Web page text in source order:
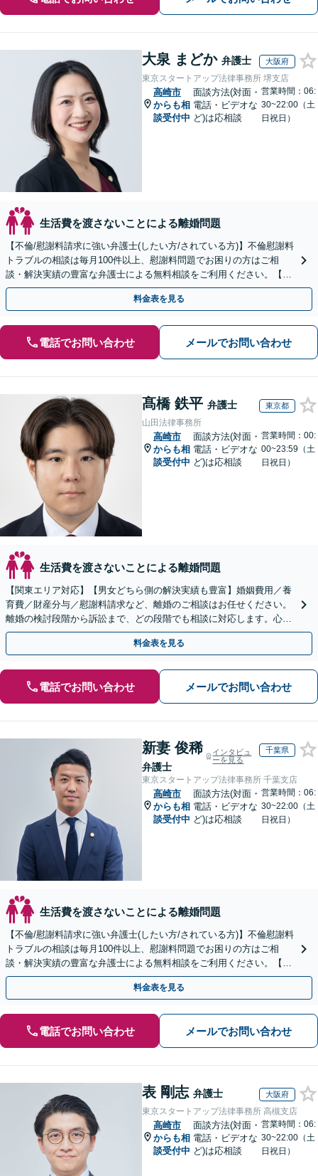
大泉 まどか 弁護士 大阪府
東京スタートアップ法律事務所 堺支店
高崎市
からも相
談受付中
面談方法(対面・
電話・ビデオな
ど)は応相談
営業時間：06:
30~22:00（土
日祝日）
生活費を渡さないことによる離婚問題
【不倫/慰謝料請求に強い弁護士(したい方/されている方)】不倫慰謝料
トラブルの相談は毎月100件以上、慰謝料問題でお困りの方はご相
談・解決実績の豊富な弁護士による無料相談をご利用ください。【不
倫相談は初回0円】【全国対応】
料金表を見る
電話でお問い合わせ メールでお問い合わせ
髙橋 鉄平 弁護士 東京都
山田法律事務所
高崎市
からも相
談受付中
面談方法(対面・
電話・ビデオな
ど)は応相談
営業時間：00:
00~23:59（土
日祝日）
生活費を渡さないことによる離婚問題
【関東エリア対応】【男女どちら側の解決実績も豊富】婚姻費用／養
育費／財産分与／慰謝料請求など、離婚のご相談はお任せください。
離婚の検討段階から訴訟まで、どの段階でも相談に対応します。心情
的な面にも配慮し、納得感の高い解決を目指します。
料金表を見る
電話でお問い合わせ メールでお問い合わせ
新妻 俊稀
弁護士
インタビュ
ーを見る
千葉県
東京スタートアップ法律事務所 千葉支店
高崎市
からも相
談受付中
面談方法(対面・
電話・ビデオな
ど)は応相談
営業時間：06:
30~22:00（土
日祝日）
生活費を渡さないことによる離婚問題
【不倫/慰謝料請求に強い弁護士(したい方/されている方)】不倫慰謝料
トラブルの相談は毎月100件以上、慰謝料問題でお困りの方はご相
談・解決実績の豊富な弁護士による無料相談をご利用ください。【不
倫相談は初回0円】【関東エリア全域対応】
料金表を見る
電話でお問い合わせ メールでお問い合わせ
表 剛志 弁護士 大阪府
東京スタートアップ法律事務所 高槻支店
高崎市
からも相
談受付中
面談方法(対面・
電話・ビデオな
ど)は応相談
営業時間：06:
30~22:00（土
日祝日）